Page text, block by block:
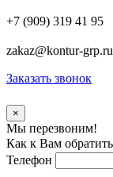
+7 (909) 319 41 95
zakaz@kontur-grp.ru
Заказать звонок
×
Мы перезвоним!
Как к Вам
Телефон